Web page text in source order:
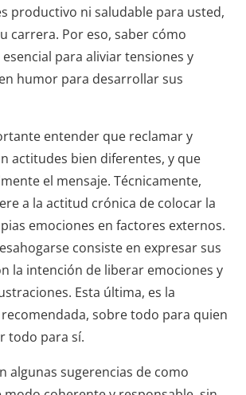
productivo ni saludable para usted,
carrera. Por eso, saber cómo
para aliviar tensiones y
humor para desarrollar sus
entender que reclamar y
actitudes bien diferentes, y que
el mensaje. Técnicamente,
a la actitud crónica de colocar la
emociones en factores externos.
consiste en expresar sus
la intención de liberar emociones y
Esta última, es la
sobre todo para quien
todo para sí.
algunas sugerencias de como